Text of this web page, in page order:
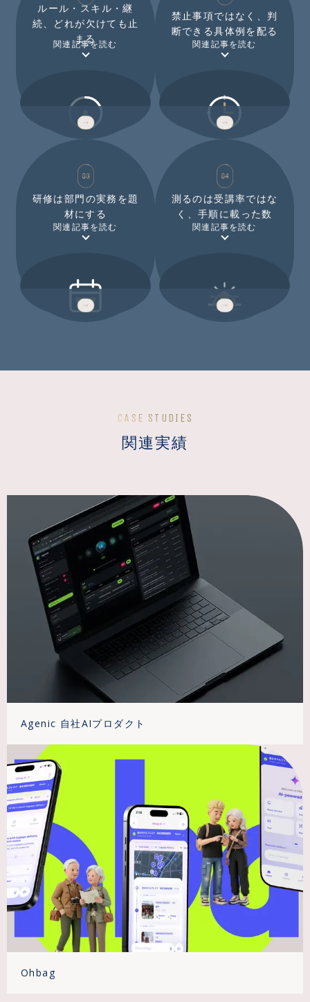
ルール・スキル・継
続、どれが欠けても止
まる
関連記事を読む
3 WALLS
禁止事項ではなく、判
断できる具体例を配る
関連記事を読む
EXAMPLES
研修は部門の実務を題
材にする
関連記事を読む
BY TEAM
測るのは受講率ではな
く、手順に載った数
関連記事を読む
ROUTINE
CASE STUDIES
関連実績
Agenic 自社AIプロダクト
Ohbag